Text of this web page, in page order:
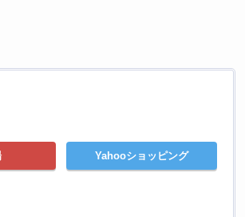
Yahooショッピング